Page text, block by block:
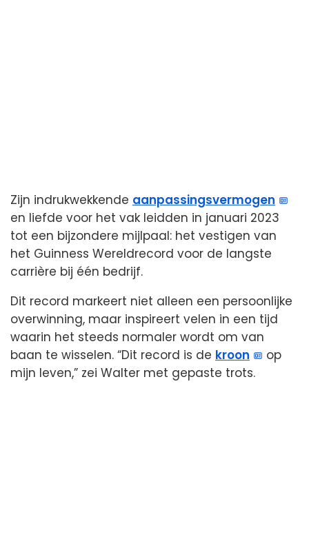
Zijn indrukwekkende aanpassingsvermogen
en liefde voor het vak leidden in januari 2023
tot een bijzondere mijlpaal: het vestigen van
het Guinness Wereldrecord voor de langste
carrière bij één bedrijf.
Dit record markeert niet alleen een persoonlijke
overwinning, maar inspireert velen in een tijd
waarin het steeds normaler wordt om van
baan te wisselen. “Dit record is de kroon
op
mijn leven,” zei Walter met gepaste trots.